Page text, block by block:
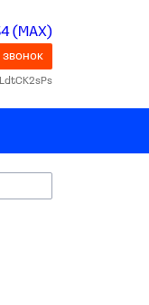
(MAX)
звонок